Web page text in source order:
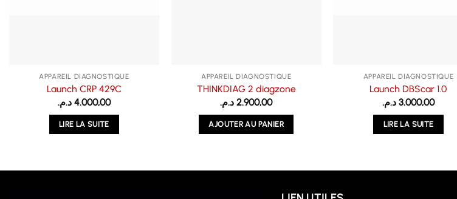
APPAREIL DIAGNOSTIQUE
Launch CRP 429C
4.000,00 د.م.
LIRE LA SUITE
APPAREIL DIAGNOSTIQUE
THINKDIAG 2 diagzone
2.900,00 د.م.
AJOUTER AU PANIER
APPAREIL DIAGNOSTIQUE
Launch DBScar 1.0
3.000,00 د.م.
LIRE LA SUITE